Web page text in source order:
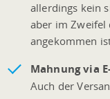
allerdings kein
aber im Zweifel
angekommen
Mahnung via
Auch der